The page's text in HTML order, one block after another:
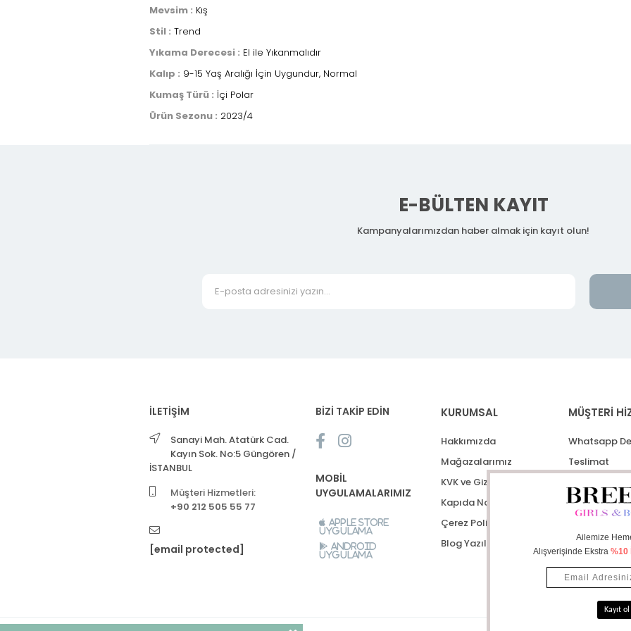
Mevsim : Kış
Stil : Trend
Yıkama Derecesi : El ile Yıkanmalıdır
Kalıp : 9-15 Yaş Aralığı İçin Uygundur, Normal
Kumaş Türü : İçi Polar
Ürün Sezonu : 2023/4
E-BÜLTEN KAYIT
Kampanyalarımızdan haber almak için kayıt olun!
İLETİŞİM
Sanayi Mah. Atatürk Cad.
Kayın Sok. No:5 Güngören /
İSTANBUL
Müşteri Hizmetleri:
+90 212 505 55 77
[email protected]
BİZİ TAKİP EDİN
MOBİL
UYGULAMALARIMIZ
Apple Store
Uygulama
Android
Uygulama
KURUMSAL
Hakkımızda
Mağazalarımız
KVK ve Gizlilik Politikası
Kapıda Nakit Ödeme
Çerez Politikası
Blog Yazıları
MÜŞTERİ
Whatsapp
Teslimat
Destek